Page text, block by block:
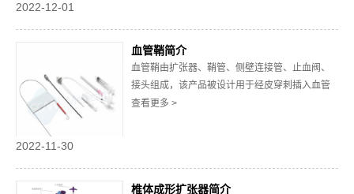
90%，而肿瘤性椎体病变疼痛缓解率也在...
2022-12-01
血管鞘简介
血管鞘由扩张器、鞘管、侧壁连接管、止血阀、
接头组成，该产品被设计用于经皮穿刺插入血管
系统，导入导管、球囊导管或支架，进行介入诊
介入诊疗中已经得到普遍采用。而在非血管性介
入诊疗...
查看更多 >
2022-11-30
椎体成形扩张器简介